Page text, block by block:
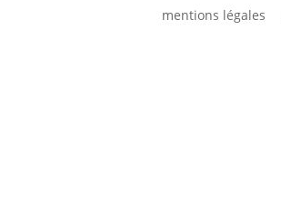
mentions légales